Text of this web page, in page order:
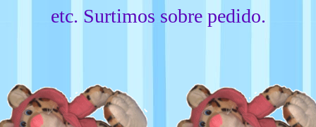
etc. Surtimos sobre pedido.